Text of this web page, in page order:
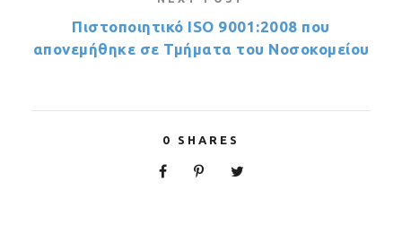
Πιστοποιητικό ISO 9001:2008 που
απονεμήθηκε σε Τμήματα του Νοσοκομείου
0 SHARES